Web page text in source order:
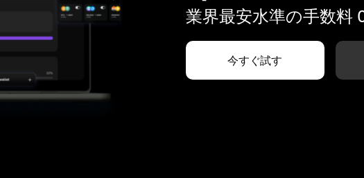
業界最安水準の手数料
今すぐ試す